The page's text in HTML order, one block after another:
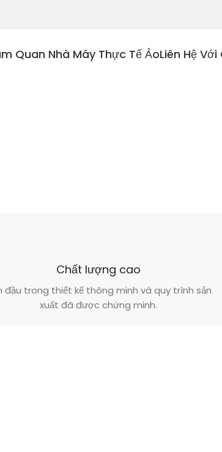
Quan Nhà Máy Thực Tế ẢoLiên Hệ
Chất lượng cao
đầu trong thiết kế thông minh và quy trình sản
xuất đã được chứng minh.